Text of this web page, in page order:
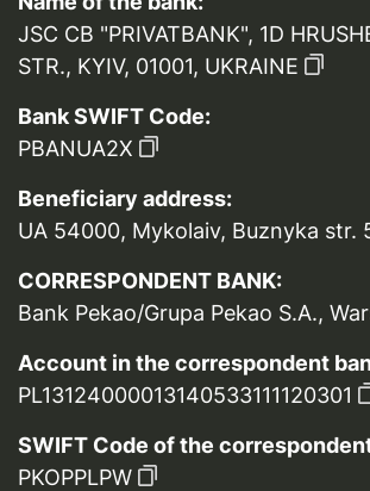
JSC CB "PRIVATBANK", 1D
STR., KYIV, 01001, UKRAINE
Bank SWIFT Code:
PBANUA2X
Beneficiary address:
UA 54000, Mykolaiv, Buznyka str.
CORRESPONDENT BANK:
Bank Pekao/Grupa Pekao S.A.,
Account in the correspondent
PL13124000013140533111120301
SWIFT Code of the
PKOPPLPW